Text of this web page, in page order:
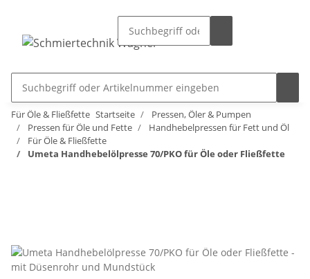
Für Öle & Fließfette Startseite
Pressen, Öler & Pumpen
Pressen für Öle und Fette
Handhebelpressen für Fett und Öl
Für Öle & Fließfette
Umeta Handhebelölpresse 70/PKO für Öle oder Fließfette